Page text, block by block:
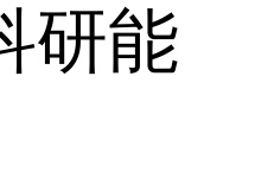
研能